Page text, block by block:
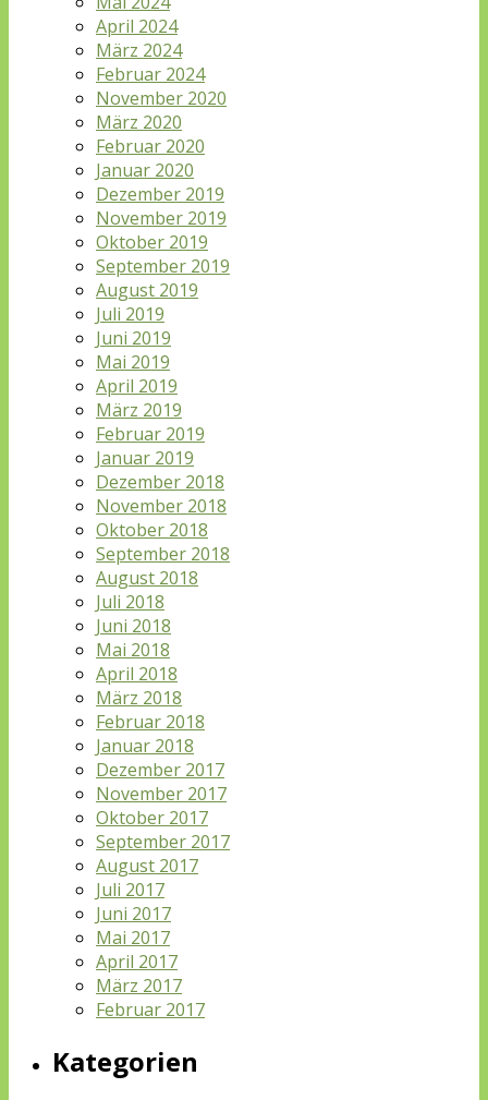
April 2024
März 2024
Februar 2024
November 2020
März 2020
Februar 2020
Januar 2020
Dezember 2019
November 2019
Oktober 2019
September 2019
August 2019
Juli 2019
Juni 2019
Mai 2019
April 2019
März 2019
Februar 2019
Januar 2019
Dezember 2018
November 2018
Oktober 2018
September 2018
August 2018
Juli 2018
Juni 2018
Mai 2018
April 2018
März 2018
Februar 2018
Januar 2018
Dezember 2017
November 2017
Oktober 2017
September 2017
August 2017
Juli 2017
Juni 2017
Mai 2017
April 2017
März 2017
Februar 2017
Kategorien